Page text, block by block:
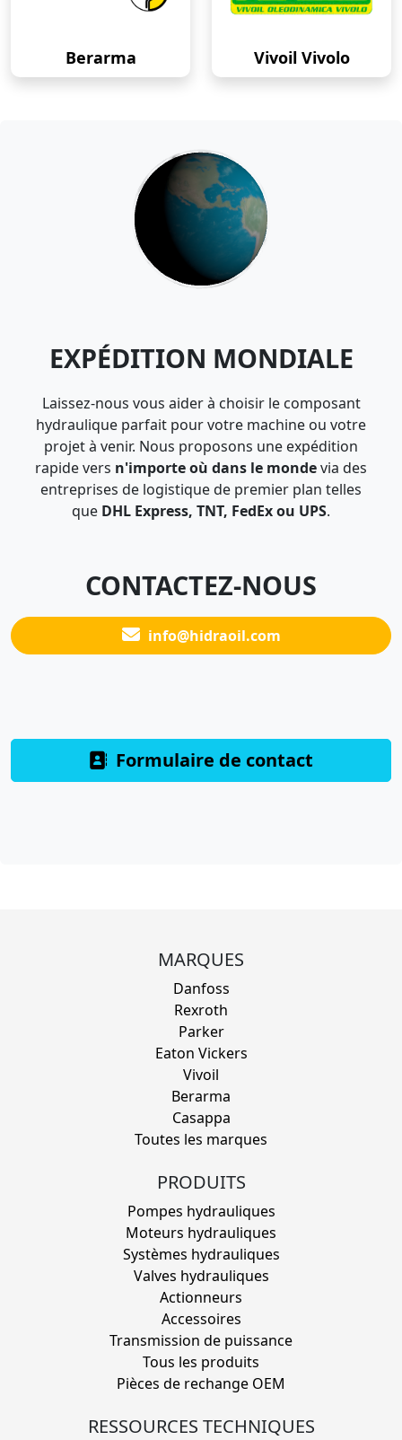
Berarma Vivoil Vivolo
EXPÉDITION MONDIALE
Laissez-nous vous aider à choisir le composant
hydraulique parfait pour votre machine ou votre
projet à venir. Nous proposons une expédition
rapide vers n'importe où dans le mondevia des
entreprises de logistique de premier plan telles
que DHL Express, TNT, FedEx ou UPS.
CONTACTEZ-NOUS
info@hidraoil.com
Formulaire de contact
MARQUES
Danfoss
Rexroth
Parker
Eaton Vickers
Vivoil
Berarma
Casappa
Toutes les marques
PRODUITS
Pompes hydrauliques
Moteurs hydrauliques
Systèmes hydrauliques
Valves hydrauliques
Actionneurs
Accessoires
Transmission de puissance
Tous les produits
Pièces de rechange OEM
RESSOURCES TECHNIQUES